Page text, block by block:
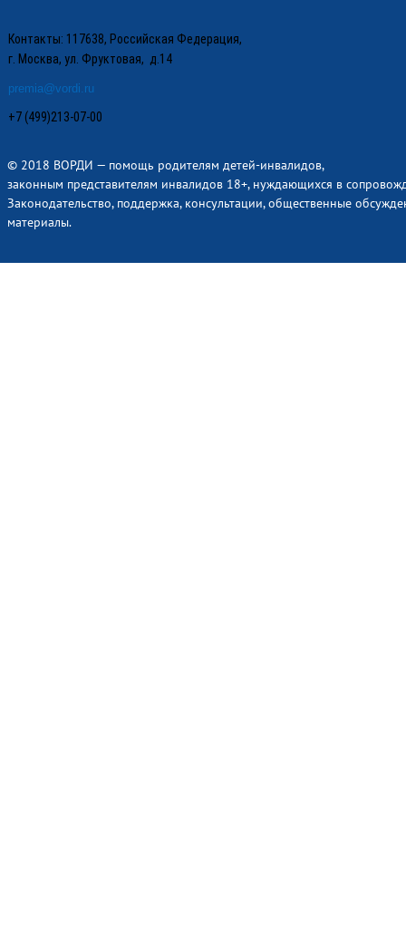
Контакты: 117638, Российская Федерация,
г. Москва, ул. Фруктовая, д.14
premia@vordi.ru
+7 (499)213-07-00
© 2018 ВОРДИ — помощь родителям детей-инвалидов,
законным представителям инвалидов 18+, нуждающихся в
Законодательство, поддержка, консультации, общественные
материалы.